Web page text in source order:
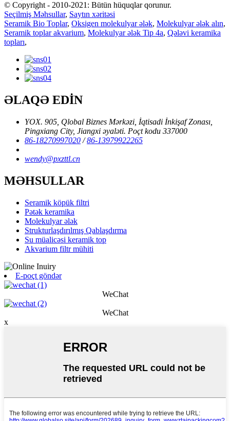
© Copyright - 2010-2021: Bütün hüquqlar qorunur.
Seçilmiş Məhsullar, Saytın xəritəsi
Seramik Bio Toplar, Oksigen molekulyar ələk, Molekulyar ələk alın,
Seramik toplar akvarium, Molekulyar ələk Tip 4a, Qələvi keramika
topları,
ƏLAQƏ EDİN
YOX. 905, Qlobal Biznes Mərkəzi, İqtisadi İnkişaf Zonası,
Pingxiang City, Jiangxi əyaləti. Poçt kodu 337000
86-18270997020 /86-13979922265
wendy@pxzttl.cn
MƏHSULLAR
Seramik köpük filtri
Pətək keramika
Molekulyar ələk
Strukturlaşdırılmış Qablaşdırma
Su müalicəsi keramik top
Akvarium filtr mühiti
E-poçt göndər
WeChat
WeChat
x